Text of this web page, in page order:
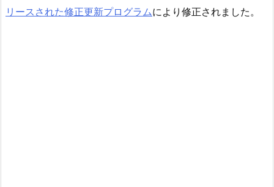
リースされた修正更新プログラムにより修正されました。